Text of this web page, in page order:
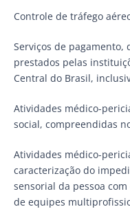
Controle de tráfego
Serviços de pagamento,
prestados pelas
Central do Brasil,
Atividades médico-
social, compreendidas
Atividades médico-
caracterização do
sensorial da pessoa
de equipes